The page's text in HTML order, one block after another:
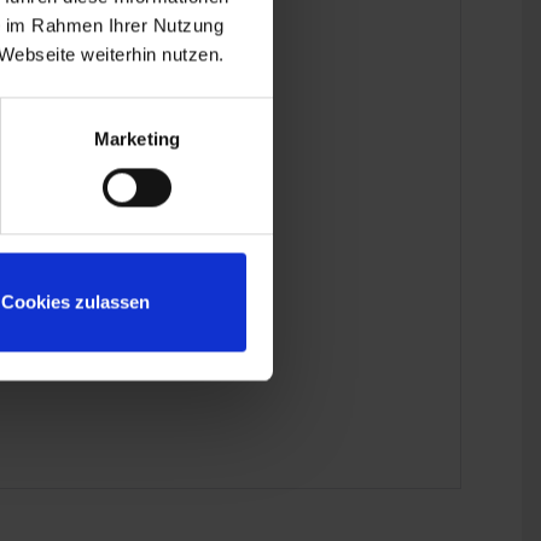
Rahmen Ihrer Nutzung
weiterhin nutzen.
Marketing
Cookies zulassen